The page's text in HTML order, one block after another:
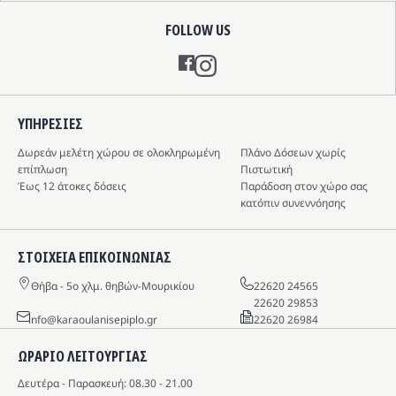
FOLLOW US
Instagram
ΩΡΑΡΙΟ ΛΕΙΤΟΥΡΓΙΑΣ
Δευτέρα - Παρασκευή: 08.30 - 21.00
ΥΠΗΡΕΣIΕΣ
Δωρεάν μελέτη χώρου σε ολοκληρωμένη
επίπλωση
Πλάνο Δόσεων χωρίς
Πιστωτική
Έως 12 άτοκες δόσεις
Παράδοση στον χώρο σας
κατόπιν συνεννόησης
ΣΤΟΙΧΕΙΑ ΕΠΙΚΟΙΝΩΝΙΑΣ
Θήβα - 5o χλμ. θηβών-Μουρικίου
22620 24565
22620 29853
info@karaoulanisepiplo.gr
22620 26984